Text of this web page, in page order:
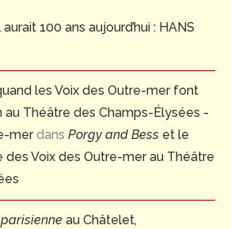
aurait 100 ans aujourd’hui : HANS
les Voix des Outre-mer font
au Théâtre des Champs-Élysées -
merdans Porgy and Bess et le
des Voix des Outre-mer au Théâtre
au Châtelet,